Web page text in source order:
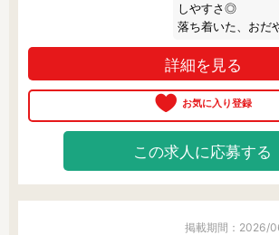
しやすさ◎
落ち着いた、おだ
さんです♪
詳細を見る
この求人に応募する
掲載期間：2026/
駅徒歩5分
15時まで
16時以降ス
実働5時間以内
週3日以内
土日祝のお仕事
夜勤のお
書類対応な
社会保険完備
住宅手当
当社スタ